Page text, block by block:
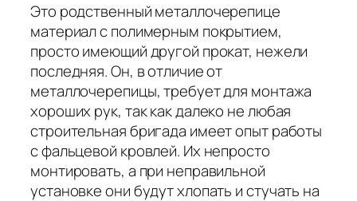
Это родственный металлочерепице
материал с полимерным покрытием,
просто имеющий другой прокат, нежели
последняя. Он, в отличие от
металлочерепицы, требует для монтажа
хороших рук, так как далеко не любая
строительная бригада имеет опыт работы
с фальцевой кровлей. Их непросто
монтировать, а при неправильной
установке они будут хлопать и стучать на